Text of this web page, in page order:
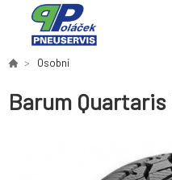
Osobní
Barum Quartaris